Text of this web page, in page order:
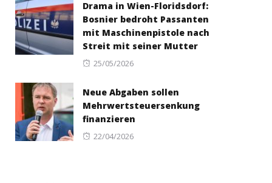
Drama in Wien-Floridsdorf:
Bosnier bedroht Passanten
mit Maschinenpistole nach
Streit mit seiner Mutter
Posted
25/05/2026
Neue Abgaben sollen
Mehrwertsteuersenkung
finanzieren
Posted
22/04/2026